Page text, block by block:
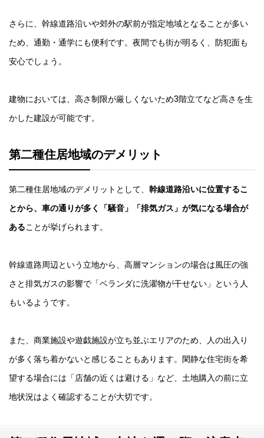
さらに、幹線道路沿いや郊外の駅前が指定地域となることが多い
ため、通勤・通学にも便利です。夜間でも街が明るく、防犯面も
安心でしょう。
建物においては、高さ制限が厳しくないため3階立てなど高さを生
かした建設が可能です。
第二種住居地域のデメリット
第二種住居地域のデメリットとして、 幹線道路沿いに位置するこ
とから、車の通りが多く「騒音」「排気ガス」が気になる場合が
あることが挙げられます。
幹線道路周辺という立地から、高層マンションの場合は風圧の強
さと排気ガスの影響で「ベランダに洗濯物が干せない」という人
もいるようです。
また、商業施設や遊戯施設が立ち並ぶエリアのため、人の出入り
が多く落ち着かないと感じることもあります。閑静な住宅街を希
望する場合には「店舗の近くは避ける」など、土地購入の前に立
地状況はよく確認することが大切です。